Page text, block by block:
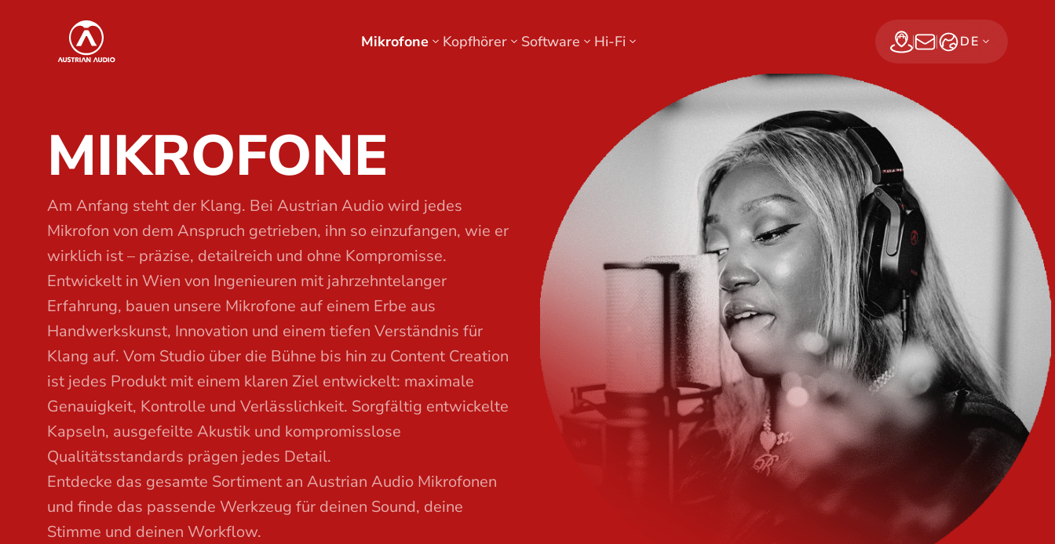
Austrian Audio
Mikrofone Kopfhörer Software Hi-Fi
Find a dealer
Jetzt abonnieren
DE
MIKROFONE
Am Anfang steht der Klang. Bei Austrian Audio wird jedes
Mikrofon von dem Anspruch getrieben, ihn so einzufangen, wie er
wirklich ist – präzise, detailreich und ohne Kompromisse.
Entwickelt in Wien von Ingenieuren mit jahrzehntelanger
Erfahrung, bauen unsere Mikrofone auf einem Erbe aus
Handwerkskunst, Innovation und einem tiefen Verständnis für
Klang auf. Vom Studio über die Bühne bis hin zu Content Creation
ist jedes Produkt mit einem klaren Ziel entwickelt: maximale
Genauigkeit, Kontrolle und Verlässlichkeit. Sorgfältig entwickelte
Kapseln, ausgefeilte Akustik und kompromisslose
Qualitätsstandards prägen jedes Detail.
Entdecke das gesamte Sortiment an Austrian Audio Mikrofonen
und finde das passende Werkzeug für deinen Sound, deine
Stimme und deinen Workflow.